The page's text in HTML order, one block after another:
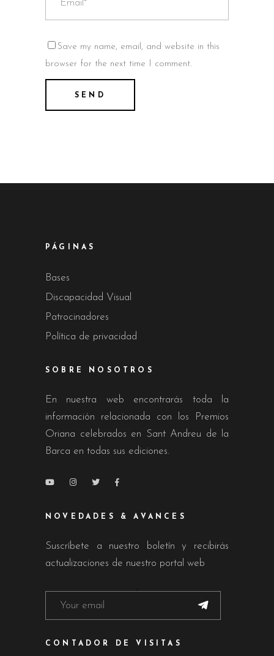
Save my name, email, and website in this
browser for the next time I comment.
PÁGINAS
Bases
Discapacidad Visual
Patrocinadores
Política de privacidad
SOBRE NOSOTROS
En nuestra web encontrarás toda la
información relacionada con los Premios
Oriana celebrados en Sant Andreu de la
Barca en todas sus ediciones.
NOVEDADES & AVANCES
Suscríbete a nuestro boletín y recibirás
actualizaciones de nuestro portal web
CONTADOR DE VISITAS